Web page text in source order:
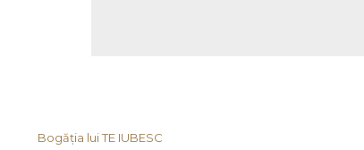
Bogăția lui TE IUBESC